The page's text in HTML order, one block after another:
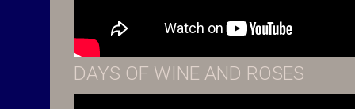
DAYS OF WINE AND ROSES